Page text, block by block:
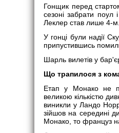
Гонщик перед
сезоні забрати поул
Леклер став лише 4-м.
У гонці були надії
припустившись
Шарль вилетів у
Що трапилося з
Етап у Монако не
великою кількістю
виникли у Ландо
зійшов на середині
Монако, то француз